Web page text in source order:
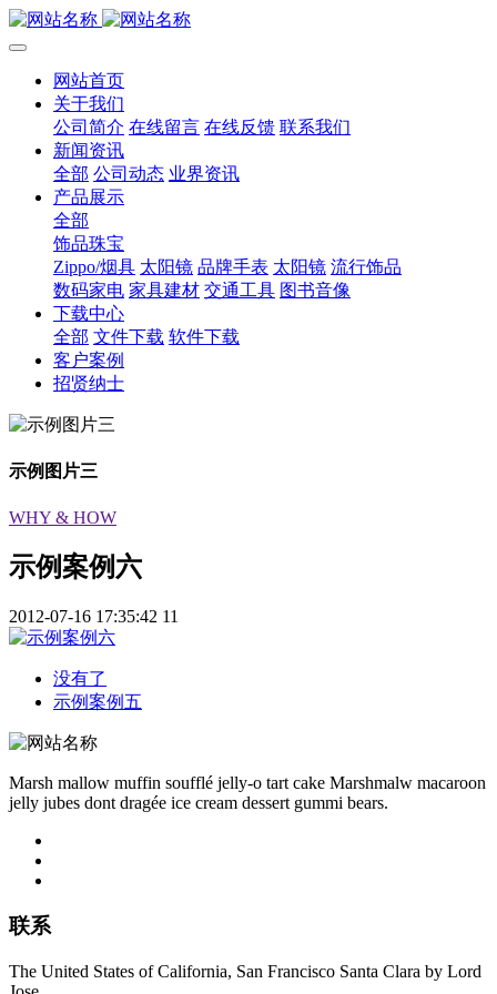
网站首页
关于我们
公司简介 在线留言 在线反馈 联系我们
新闻资讯
全部 公司动态 业界资讯
产品展示
全部
饰品珠宝
Zippo/烟具 太阳镜 品牌手表 太阳镜 流行饰品
数码家电 家具建材 交通工具 图书音像
下载中心
全部 文件下载 软件下载
客户案例
招贤纳士
示例图片三
WHY & HOW
示例案例六
2012-07-16 17:35:42 11
没有了
示例案例五
Marsh mallow muffin soufflé jelly-o tart cake Marshmalw macaroon
jelly jubes dont dragée ice cream dessert gummi bears.
联系
The United States of California, San Francisco Santa Clara by Lord